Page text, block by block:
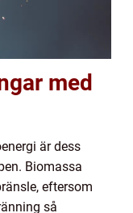
med
är dess
Biomassa
eftersom
så